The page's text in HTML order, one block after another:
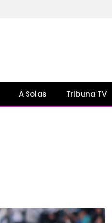
A Solas Tribuna TV